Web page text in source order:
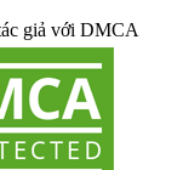
giả với DMCA